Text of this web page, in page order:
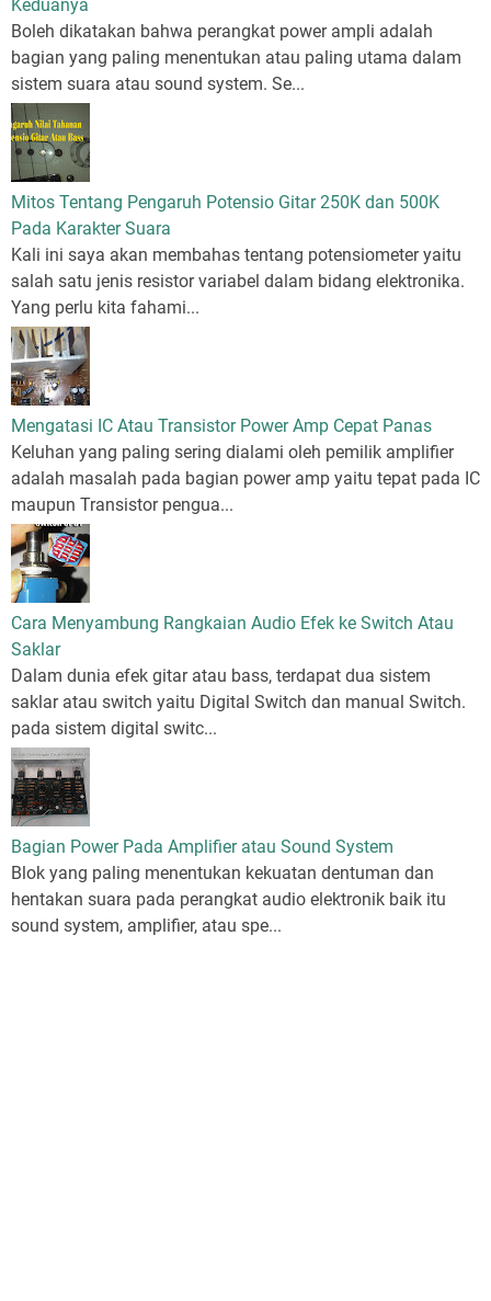
Keduanya
Boleh dikatakan bahwa perangkat power ampli adalah
bagian yang paling menentukan atau paling utama dalam
sistem suara atau sound system. Se...
Mitos Tentang Pengaruh Potensio Gitar 250K dan 500K
Pada Karakter Suara
Kali ini saya akan membahas tentang potensiometer yaitu
salah satu jenis resistor variabel dalam bidang elektronika.
Yang perlu kita fahami...
Mengatasi IC Atau Transistor Power Amp Cepat Panas
Keluhan yang paling sering dialami oleh pemilik amplifier
adalah masalah pada bagian power amp yaitu tepat pada IC
maupun Transistor pengua...
Cara Menyambung Rangkaian Audio Efek ke Switch Atau
Saklar
Dalam dunia efek gitar atau bass, terdapat dua sistem
saklar atau switch yaitu Digital Switch dan manual Switch.
pada sistem digital switc...
Bagian Power Pada Amplifier atau Sound System
Blok yang paling menentukan kekuatan dentuman dan
hentakan suara pada perangkat audio elektronik baik itu
sound system, amplifier, atau spe...